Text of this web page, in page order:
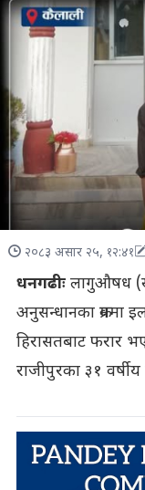
२०८३ असार २५, १२:४१
धनगढीःलागुऔषध
अनुसन्धानका क्रममा
हिरासतबाट फरार
राजीपुरका ३१